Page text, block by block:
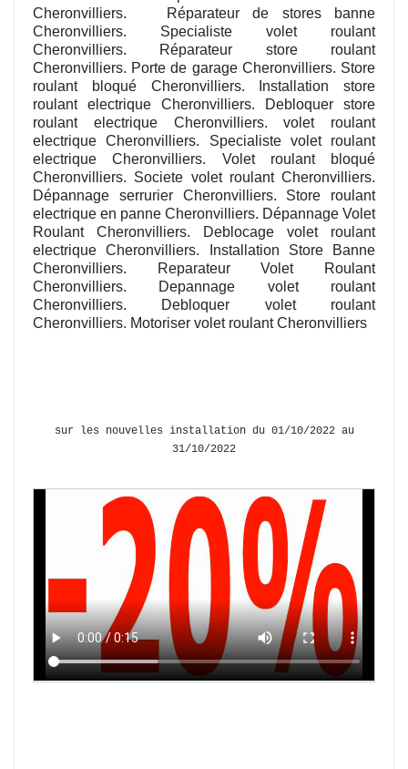
Cheronvilliers. Réparateur de stores banne
Cheronvilliers. Specialiste volet roulant
Cheronvilliers. Réparateur store roulant
Cheronvilliers. Porte de garage Cheronvilliers. Store
roulant bloqué Cheronvilliers. Installation store
roulant electrique Cheronvilliers. Debloquer store
roulant electrique Cheronvilliers. volet roulant
electrique Cheronvilliers. Specialiste volet roulant
electrique Cheronvilliers. Volet roulant bloqué
Cheronvilliers. Societe volet roulant Cheronvilliers.
Dépannage serrurier Cheronvilliers. Store roulant
electrique en panne Cheronvilliers. Dépannage Volet
Roulant Cheronvilliers. Deblocage volet roulant
electrique Cheronvilliers. Installation Store Banne
Cheronvilliers. Reparateur Volet Roulant
Cheronvilliers. Depannage volet roulant
Cheronvilliers. Debloquer volet roulant
Cheronvilliers. Motoriser volet roulant Cheronvilliers
sur les nouvelles installation du 01/10/2022 au
31/10/2022